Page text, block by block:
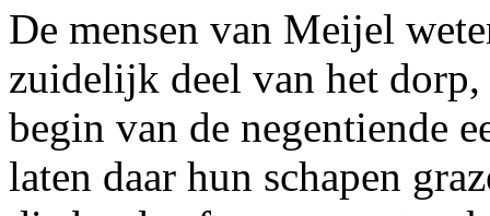
De mensen van Meijel
zuidelijk deel van het
begin van de negentiende
laten daar hun schapen